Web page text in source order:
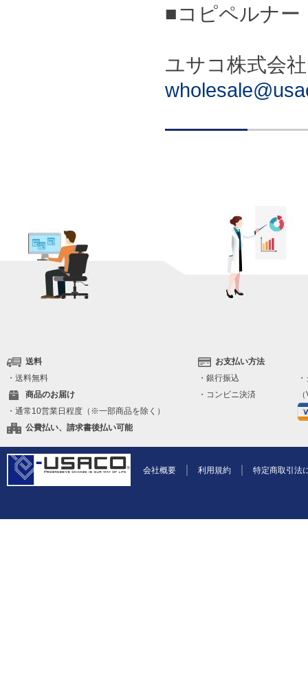
■コピペルナー
ユサコ株式会
送料
・送料無料
商品のお届け
・通常10営業日程度（※一部商品を除く）
公費払い、請求書後払い可能
お支払い方法
・銀行振込
・コンビニ決済
会社概要 利用規約 特定商取引法